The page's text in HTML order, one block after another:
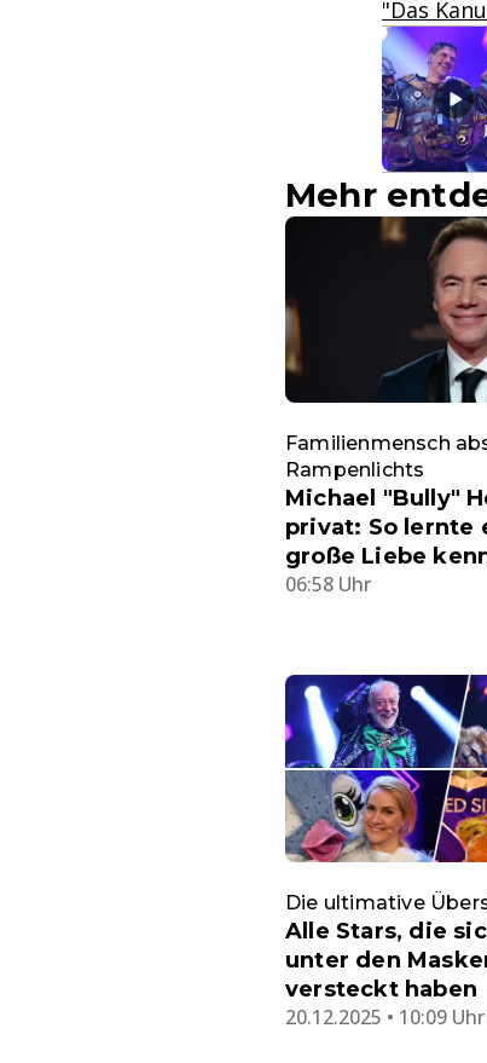
"Das
Mehr
Familienmensch
Rampenlichts
Michael "Bully"
privat: So lernte
große Liebe
06:58 Uhr
Die ultimative
Alle Stars, die
unter den
versteckt haben
20.12.2025 • 10:09 Uhr